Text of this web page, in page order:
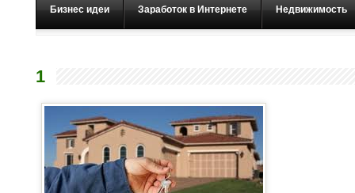
Бизнес идеи Заработок в Интернете Недвижимость
1